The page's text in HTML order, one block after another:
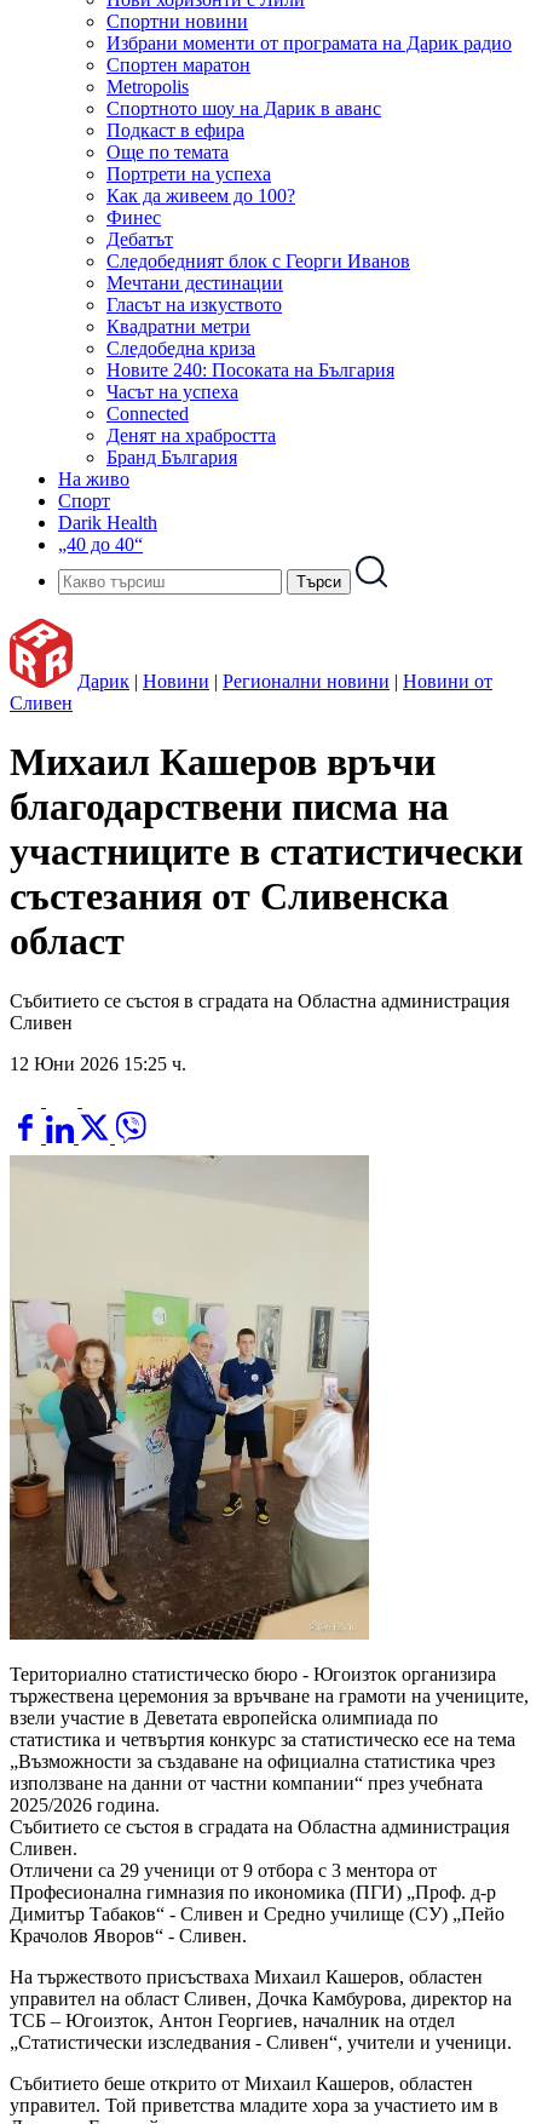
Спортни новини
Избрани моменти от програмата на Дарик радио
Спортен маратон
Metropolis
Спортното шоу на Дарик в аванс
Подкаст в ефира
Още по темата
Портрети на успеха
Как да живеем до 100?
Финес
Дебатът
Следобедният блок с Георги Иванов
Мечтани дестинации
Гласът на изкуството
Квадратни метри
Следобедна криза
Новите 240: Посоката на България
Часът на успеха
Connected
Денят на храбростта
Бранд България
На живо
Спорт
Darik Health
„40 до 40“
Дарик | Новини | Регионални новини | Новини от
Сливен
Михаил Кашеров връчи
благодарствени писма на
участниците в статистически
състезания от Сливенска
област
Събитието се състоя в сградата на Областна администрация
Сливен
12 Юни 2026 15:25 ч.
Териториално статистическо бюро - Югоизток организира
тържествена церемония за връчване на грамоти на учениците,
взели участие в Деветата eвропейска олимпиада по
статистика и четвъртия конкурс за статистическо есе на тема
„Възможности за създаване на официална статистика чрез
използване на данни от частни компании“ през учебната
2025/2026 година.
Събитието се състоя в сградата на Областна администрация
Сливен.
Отличени са 29 ученици от 9 отбора с 3 ментора от
Професионална гимназия по икономика (ПГИ) „Проф. д-р
Димитър Табаков“ - Сливен и Средно училище (СУ) „Пейо
Крачолов Яворов“ - Сливен.
На тържеството присъстваха Михаил Кашеров, областен
управител на област Сливен, Дочка Камбурова, директор на
ТСБ – Югоизток, Антон Георгиев, началник на отдел
„Статистически изследвания - Сливен“, учители и ученици.
Събитието беше открито от Михаил Кашеров, областен
управител. Той приветства младите хора за участието им в